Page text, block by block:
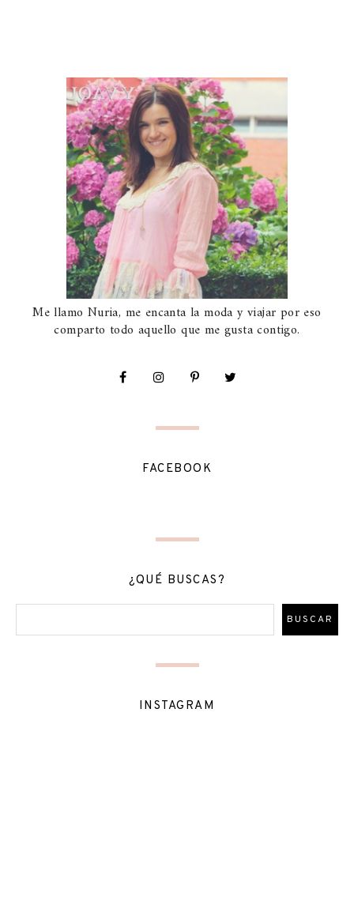
Me llamo Nuria, me encanta la moda y viajar por eso
comparto todo aquello que me gusta contigo.
FACEBOOK
¿QUÉ BUSCAS?
INSTAGRAM